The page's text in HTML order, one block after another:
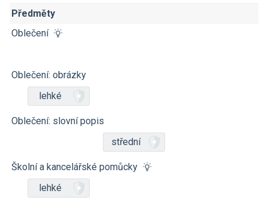
Předměty
Oblečení
Oblečení: obrázky
lehké
Oblečení: slovní popis
střední
Školní a kancelářské pomůcky
lehké